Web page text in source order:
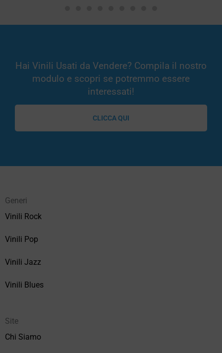
Hai Vinili Usati da Vendere? Compila il nostro
modulo e scopri se potremmo essere
interessati!
CLICCA QUI
Generi
Vinili Rock
Vinili Pop
Vinili Jazz
Vinili Blues
Site
Chi Siamo